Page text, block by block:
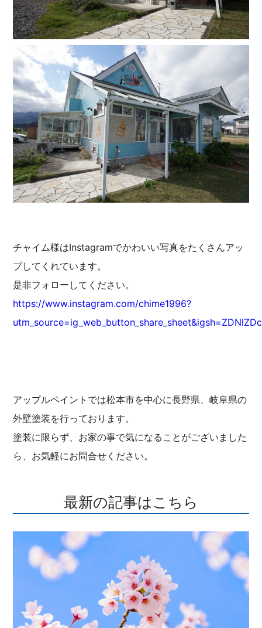
チャイム様はInstagramでかわいい写真をたくさんアッ
プしてくれています。
是非フォローしてください。
https://www.instagram.com/chime1996?
アップルペイントでは松本市を中心に長野県、岐阜県の
外壁塗装を行っております。
塗装に限らず、お家の事で気になることがございました
ら、お気軽にお問合せください。
最新の記事はこちら